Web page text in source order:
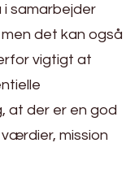
samarbejder
det kan også
vigtigt at
at der er en god
mission